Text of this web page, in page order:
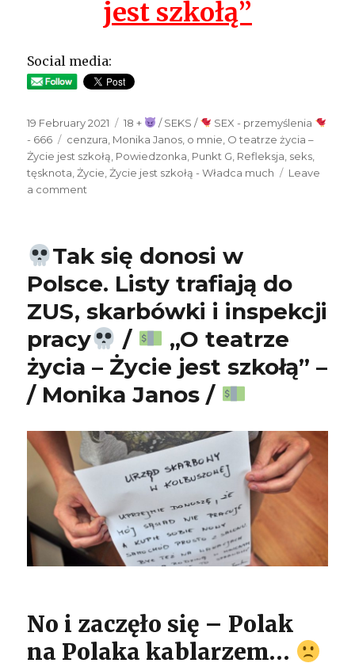
jest szkołą”
Social media:
Posted
on
19 February 2021 Categories
18 + / SEKS /
SEX - przemyślenia
- 666
Tags
cenzura Monika Janos o mnie O teatrze życia –
Życie jest szkołą Powiedzonka Punkt G Refleksja seks
tęsknota ,Życie ,Życie jest szkołą - Władca much
Leave
a comment
mi
„O
teatrze
życia
–
Życie
szkołą”
–
/
Janos
/
Tak się donosi w
Polsce. Listy trafiają do
ZUS, skarbówki i inspekcji
pracy
/
„O teatrze
życia – Życie jest szkołą” –
/ Monika Janos /
No i zaczęło się – Polak
na Polaka kablarzem…